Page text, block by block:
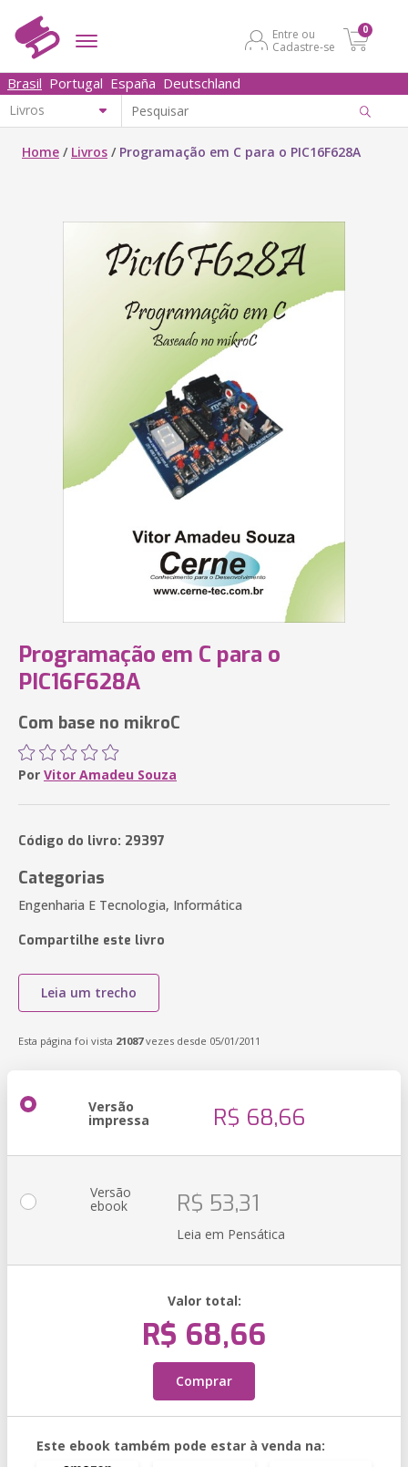
Entre ou
Cadastre-se
0
Brasil Portugal España Deutschland
Home / Livros / Programação em C para o PIC16F628A
Programação em C para o
PIC16F628A
Com base no mikroC
Por Vitor Amadeu Souza
Código do livro: 29397
Categorias
Engenharia E Tecnologia, Informática
Compartilhe este livro
Leia um trecho
Esta página foi vista 21087vezes desde 05/01/2011
Versão
impressa R$ 68,66
Versão
ebook R$ 53,31
Leia em Pensática
Valor total:
R$ 68,66
Comprar
Este ebook também pode estar à venda na: